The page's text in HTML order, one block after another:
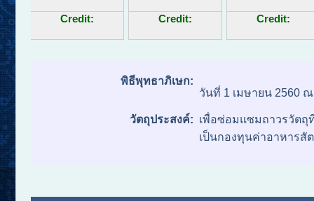
Credit: Credit: Credit:
พิธีพุทธาภิเษก:
วันที่ 1 เมษายน 2560
วัตถุประสงค์: เพื่อซ่อมแซมถาวรวัตถุ
เป็นกองทุนค่าอาหารสั